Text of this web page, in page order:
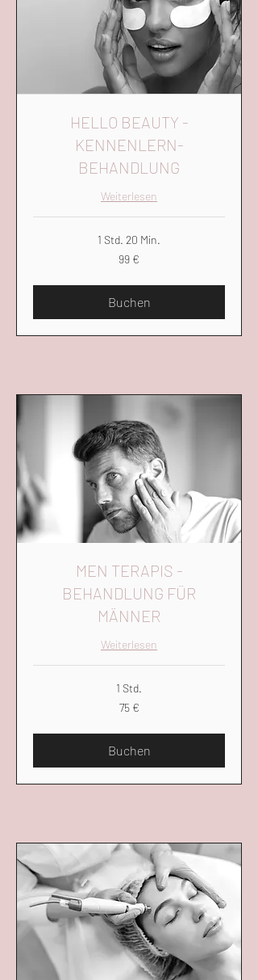
HELLO BEAUTY -
KENNENLERN-
BEHANDLUNG
Weiterlesen
1 Std. 20 Min.
99 €
Buchen
MEN TERAPIS -
BEHANDLUNG FÜR
MÄNNER
Weiterlesen
1 Std.
75 €
Buchen